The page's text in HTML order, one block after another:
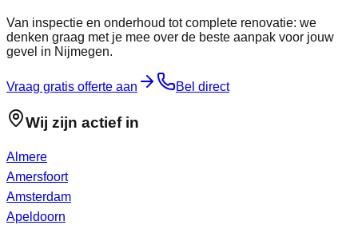
Van inspectie en onderhoud tot complete renovatie: we
denken graag met je mee over de beste aanpak voor jouw
gevel in Nijmegen.
Vraag gratis offerte aan Bel direct
Wij zijn actief in
Almere
Amersfoort
Amsterdam
Apeldoorn